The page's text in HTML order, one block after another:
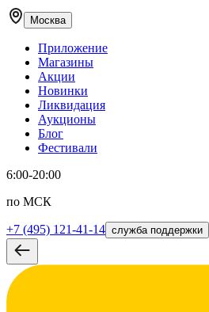
Москва
Приложение
Магазины
Акции
Новинки
Ликвидация
Аукционы
Блог
Фестивали
6:00-20:00
по МСК
+7 (495) 121-41-14 служба поддержки